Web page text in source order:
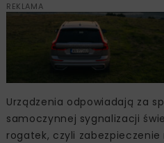
REKLAMA
Urządzenia odpowiadają za
samoczynnej sygnalizacji
rogatek, czyli